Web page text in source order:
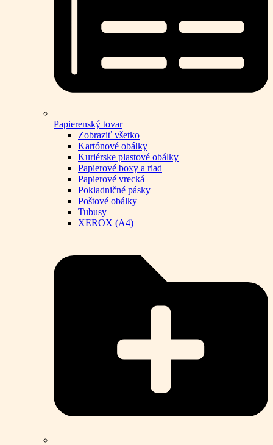
Papierenský tovar
Zobraziť všetko
Kartónové obálky
Kuriérske plastové obálky
Papierové boxy a riad
Papierové vrecká
Pokladničné pásky
Poštové obálky
Tubusy
XEROX (A4)